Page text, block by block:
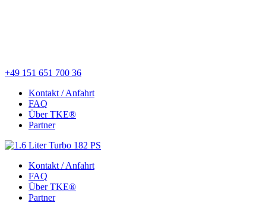
+49 151 651 700 36
Kontakt / Anfahrt
FAQ
Über TKE®
Partner
Kontakt / Anfahrt
FAQ
Über TKE®
Partner